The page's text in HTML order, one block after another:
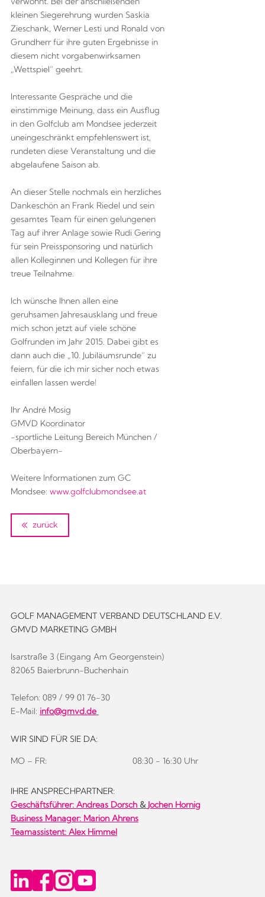
kleinen Siegerehrung wurden Saskia
Zieschank, Werner Lesti und Ronald von
Grundherr für ihre guten Ergebnisse in
diesem nicht vorgabenwirksamen
„Wettspiel“ geehrt.
Interessante Gespräche und die
einstimmige Meinung, dass ein Ausflug
in den Golfclub am Mondsee jederzeit
uneingeschränkt empfehlenswert ist,
rundeten diese Veranstaltung und die
abgelaufene Saison ab.
An dieser Stelle nochmals ein herzliches
Dankeschön an Frank Riedel und sein
gesamtes Team für einen gelungenen
Tag auf ihrer Anlage sowie Rudi Gering
für sein Preissponsoring und natürlich
allen Kolleginnen und Kollegen für ihre
treue Teilnahme.
Ich wünsche Ihnen allen eine
geruhsamen Jahresausklang und freue
mich schon jetzt auf viele schöne
Golfrunden im Jahr 2015. Dabei gibt es
dann auch die „10. Jubiläumsrunde“ zu
feiern, für die ich mir sicher noch etwas
einfallen lassen werde!
Ihr André Mosig
GMVD Koordinator
-sportliche Leitung Bereich München /
Oberbayern-
Weitere Informationen zum GC
Mondsee: www.golfclubmondsee.at
zurück
GOLF MANAGEMENT VERBAND DEUTSCHLAND E.V.
GMVD MARKETING GMBH
Isarstraße 3 (Eingang Am Georgenstein)
82065 Baierbrunn-Buchenhain
Telefon: 089 / 99 01 76-30
E-Mail: info@gmvd.de
WIR SIND FÜR SIE DA:
MO – FR: 08:30 - 16:30 Uhr
IHRE ANSPRECHPARTNER:
Geschäftsführer: Andreas Dorsch& Jochen Hornig
Business Manager: Marion Ahrens
Teamassistent: Alex Himmel